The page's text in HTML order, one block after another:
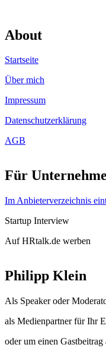
About
Startseite
Über mich
Impressum
Datenschutzerklärung
AGB
Für
Im Anbieterverzeichnis
Startup Interview
Auf HRtalk.de werben
Philipp Klein
Als Speaker oder
als Medienpartner für Ihr
oder um einen